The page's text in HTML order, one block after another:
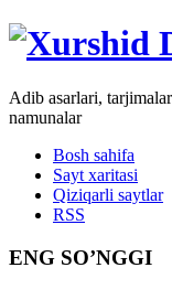
Adib asarlari,
namunalar
Bosh sahifa
Sayt xaritasi
Qiziqarli saytlar
RSS
ENG SO’NGGI